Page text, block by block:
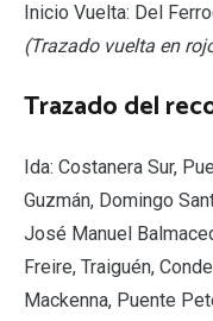
Inicio Vuelta: Del
(Trazado vuelta en
Trazado del
Ida: Costanera Sur,
Guzmán, Domingo
José Manuel
Freire, Traiguén,
Mackenna, Puente